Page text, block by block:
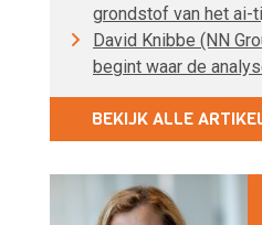
grondstof van het ai-
David Knibbe (NN
begint waar de
BEKIJK ALLE